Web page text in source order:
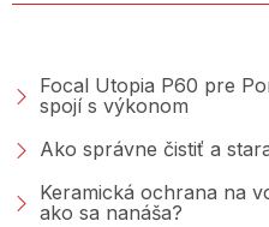
Focal Utopia P60 pre
spojí s výkonom
Ako správne čistiť a
Keramická ochrana na
ako sa nanáša?